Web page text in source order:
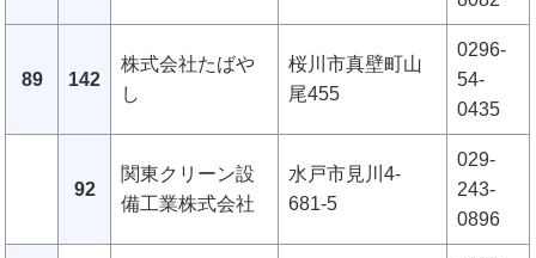
89 142
株式会社たばや
し
桜川市真壁町山
尾455
0296-
54-
0435
92
関東クリーン設
備工業株式会社
水戸市見川4-
681-5
029-
243-
0896